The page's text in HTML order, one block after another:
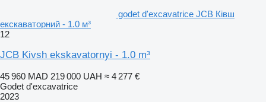
godet d'excavatrice JCB Ківш
екскаваторний - 1.0 м³
12
JCB Kivsh ekskavatornyi - 1.0 m³
45 960 MAD 219 000 UAH ≈ 4 277 €
Godet d'excavatrice
2023